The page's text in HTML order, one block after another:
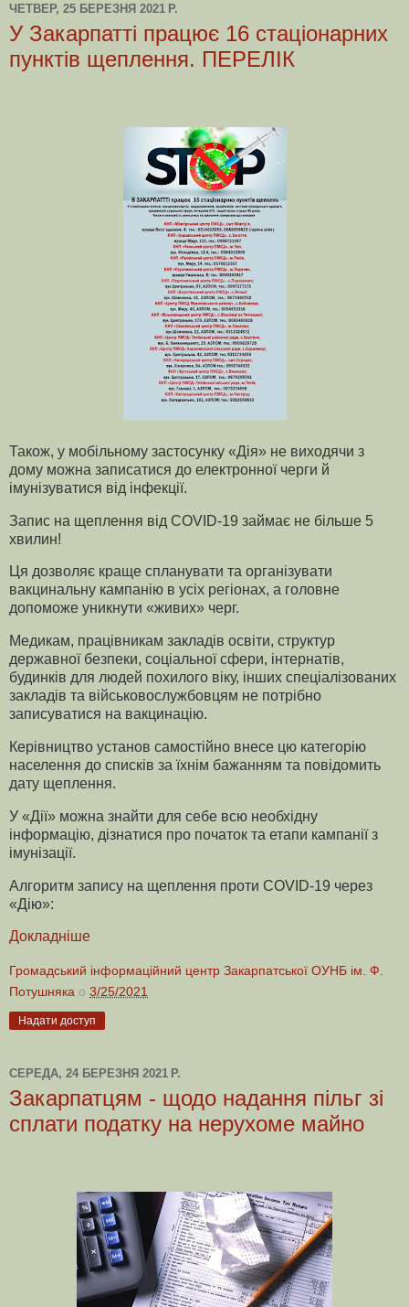
ЧЕТВЕР, 25 БЕРЕЗНЯ 2021 Р.
У Закарпатті працює 16 стаціонарних
пунктів щеплення. ПЕРЕЛІК
Також, у мобільному застосунку «Дія» не виходячи з
дому можна записатися до електронної черги й
імунізуватися від інфекції.
Запис на щеплення від COVID-19 займає не більше 5
хвилин!
Ця дозволяє краще спланувати та організувати
вакцинальну кампанію в усіх регіонах, а головне
допоможе уникнути «живих» черг.
Медикам, працівникам закладів освіти, структур
державної безпеки, соціальної сфери, інтернатів,
будинків для людей похилого віку, інших спеціалізованих
закладів та військовослужбовцям не потрібно
записуватися на вакцинацію.
Керівництво установ самостійно внесе цю категорію
населення до списків за їхнім бажанням та повідомить
дату щеплення.
У «Дії» можна знайти для себе всю необхідну
інформацію, дізнатися про початок та етапи кампанії з
імунізації.
Алгоритм запису на щеплення проти COVID-19 через
«Дію»:
Докладніше
Громадський інформаційний центр Закарпатської ОУНБ ім. Ф.
Потушняка о 3/25/2021
Надати доступ
СЕРЕДА, 24 БЕРЕЗНЯ 2021 Р.
Закарпатцям - щодо надання пільг зі
сплати податку на нерухоме майно